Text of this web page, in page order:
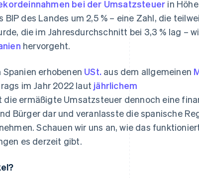
bei der Umsatzsteuer in
BIP des Landes um 2,5 % – eine Zahl, die
die im Jahresdurchschnitt bei 3,3 % lag –
hervorgeht.
erhobenen USt. aus dem allgemeinen
im Jahr 2022 laut jährlichem
die ermäßigte Umsatzsteuer dennoch eine
Bürger dar und veranlasste die spanische
Schauen wir uns an, wie das
es derzeit gibt.